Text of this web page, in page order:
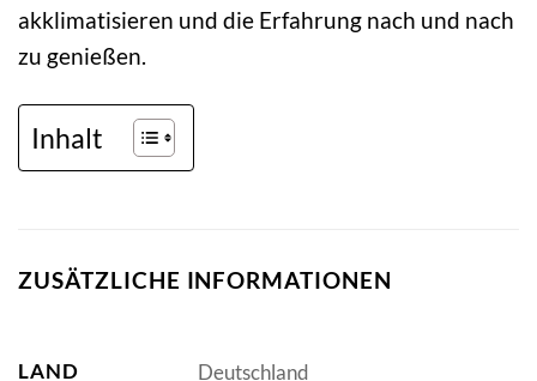
akklimatisieren und die Erfahrung nach und nach
zu genießen.
Inhalt
ZUSÄTZLICHE INFORMATIONEN
LAND Deutschland